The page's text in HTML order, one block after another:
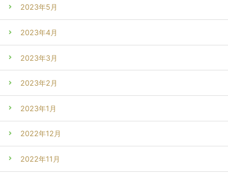
2023年5月
2023年4月
2023年3月
2023年2月
2023年1月
2022年12月
2022年11月